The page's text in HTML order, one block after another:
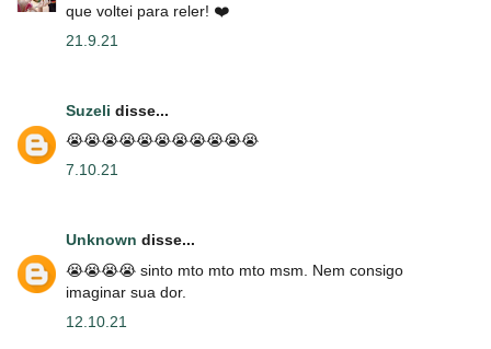
que voltei para reler! ❤️
21.9.21
Suzeli disse...
😭😭😭😭😭😭😭😭😭😭😭
7.10.21
Unknown disse...
😭😭😭😭 sinto mto mto mto msm. Nem consigo
imaginar sua dor.
12.10.21